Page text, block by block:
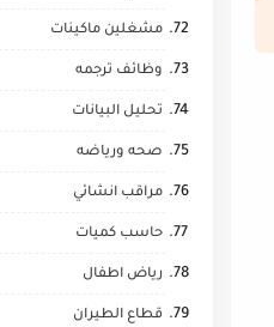
مشغلين ماكينات
وظائف ترجمه
تحليل البيانات
صحه ورياضه
مراقب انشائي
حاسب كميات
رياض اطفال
قطاع الطيران